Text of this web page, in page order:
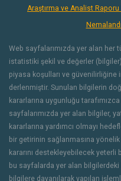
Araştırma ve Analist
Web sayfalarımızda yer alan
istatistiki şekil ve değerler
piyasa koşulları ve güvenilirliğine
derlenmiştir. Sunulan bilgilerin
kararlarına uygunluğu
sayfalarımızda yer alan bilgiler,
kararlarına yardımcı olmayı
bir getirinin sağlanmasına
kararını destekleyebilecek
bu sayfalarda yer alan
bilgilere dayanılarak yapılan